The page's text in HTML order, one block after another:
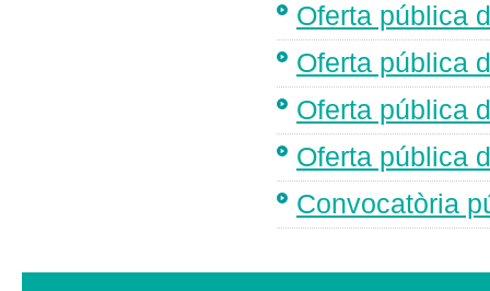
Oferta pública
Oferta pública
Oferta pública
Oferta pública
Convocatòria